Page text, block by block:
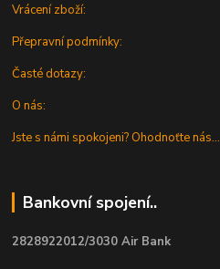
Vrácení zboží:
Přepravní podmínky:
Časté dotazy:
O nás:
Jste s námi spokojeni? Ohodnoťte nás...
Bankovní spojení..
2828922012/3030 Air Bank